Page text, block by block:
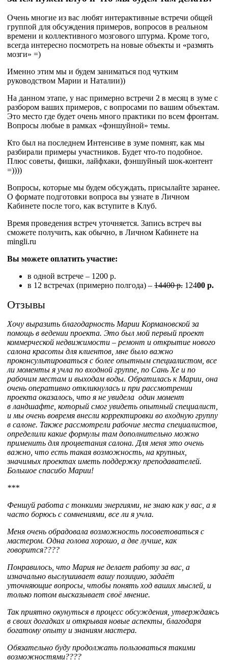
Очень многие из вас любят интерактивные встречи общей
группой для обсуждения примеров, вопросов в реальном
времени и коллективного мозгового штурма. Кроме того,
всегда интересно посмотреть на новые объекты и «размять
мозги» =)
Именно этим мы и будем заниматься под чутким
руководством Марии и Наталии))
На данном этапе, у нас примерно встречи 2 в месяц в зуме с
разбором ваших примеров, с вопросами по вашим объектам.
Это место где будет очень много практики по всем фронтам.
Вопросы любые в рамках «фэншуйной» темы.
Кто был на последнем Интенсиве в зуме помнят, как мы
разбирали примеры участников. Будет что-то подобное.
Плюс советы, фишки, лайфхаки, фэншуйный шок-контент
=))))
Вопросы, которые мы будем обсуждать, присылайте заранее.
О формате подготовки вопроса вы узнате в Личном
Кабинете после того, как вступите в Клуб.
Время проведения встреч уточняется. Запись встреч вы
сможете получить, как обычно, в Личном Кабинете на
mingli.ru
Вы можете оплатить участие:
в одной встрече – 1200 р.
в 12 встречах (примерно полгода) – 14400 р. 12400 р.
Отзывы
Хочу выразить благодарность Марии Кормановской за
помощь в ведении проекта. Это был мой первый проект
коммерческой недвижимости – ремонт и открытие нового
салона красоты для клиентов, мне было важно
проконсультироваться с более опытным специалистом, все
ли моменты я учла по входной группе, по Сань Хе и по
рабочим местам и выходам воды. Обратилась к Марии, она
очень оперативно откликнулась и при рассмотрении
проекта оказалось, что я не увидела один момент
в ландшафте, который смог увидеть опытный специалист,
и мы очень вовремя внесли корректировки во входную группу
в салоне. Также рассмотрели рабочие места специалистов,
определили какие формулы там дополнительно можно
применить для процветания салона. Для меня это очень
важно, что есть такая возможность, на крупных,
значимых проектах иметь поддержку преподавателей.
Большое спасибо Марии!
***
Феншуй работа с тонкими энергиями, не знаю как у вас, а я
часто борюсь с сомнениями, все ли я учла.
Меня очень обрадовала возможность посоветоваться с
мастером. Одна голова хорошо, а две лучше, как
говорится????
Понравилось, что Мария не делает работу за вас, а
изначально выслушивает вашу позицию, задаёт
уточняющие вопросы, чтобы понять ход ваших мыслей, и
только потом высказывает своё мнение.
Так приятно окунуться в процесс обсуждения, утверждаясь
в своих догадках и открывая новые аспекты, благодаря
богатому опыту и знаниям мастера.
Обязательно буду продолжать пользоваться такими
возможностями????